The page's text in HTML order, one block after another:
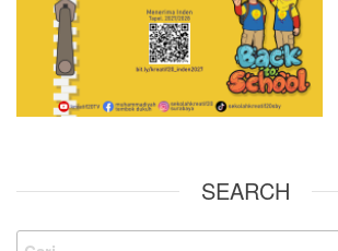
SEARCH